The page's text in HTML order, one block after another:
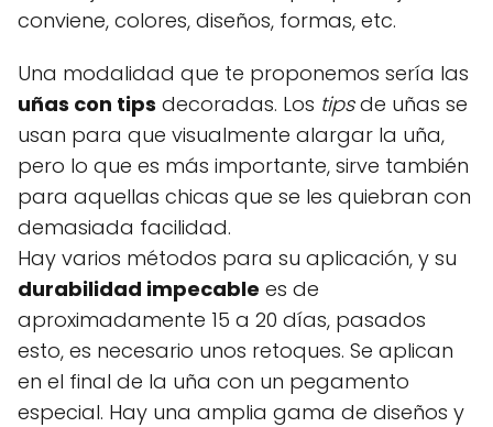
conviene, colores, diseños, formas, etc.
Una modalidad que te proponemos sería las
uñas con tips decoradas. Los tipsde uñas se
usan para que visualmente alargar la uña,
pero lo que es más importante, sirve también
para aquellas chicas que se les quiebran con
demasiada facilidad.
Hay varios métodos para su aplicación, y su
durabilidad impecable es de
aproximadamente 15 a 20 días, pasados
esto, es necesario unos retoques. Se aplican
en el final de la uña con un pegamento
especial. Hay una amplia gama de diseños y